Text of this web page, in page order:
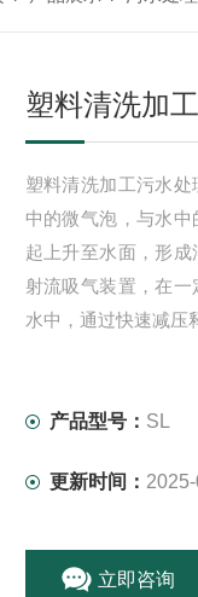
塑料清洗加
塑料清洗加工污水
中的微气泡，与水
起上升至水面，形
射流吸气装置，在
水中，通过快速减压
产品型号： SL
更新时间：
立即咨询